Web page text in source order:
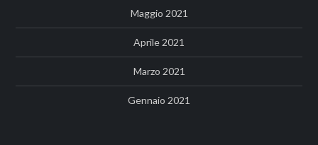
Maggio 2021
Aprile 2021
Marzo 2021
Gennaio 2021